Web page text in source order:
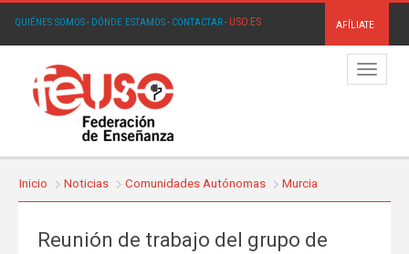
QUIÉNES SOMOS· DÓNDE ESTAMOS· CONTACTAR· USO.ES AFÍLIATE
Menú
Inicio Noticias Comunidades Autónomas Murcia
Reunión de trabajo del grupo de